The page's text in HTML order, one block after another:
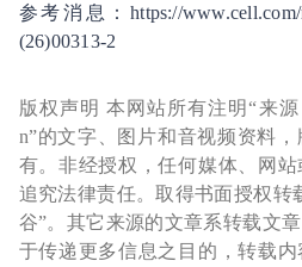
参考消息：https://www.cell.com/
(26)00313-2
版权声明 本网站所有注明“来
n”的文字、图片和音视频资料
有。非经授权，任何媒体、网
追究法律责任。取得书面授权转
谷”。其它来源的文章系转载文
于传递更多信息之目的，转载